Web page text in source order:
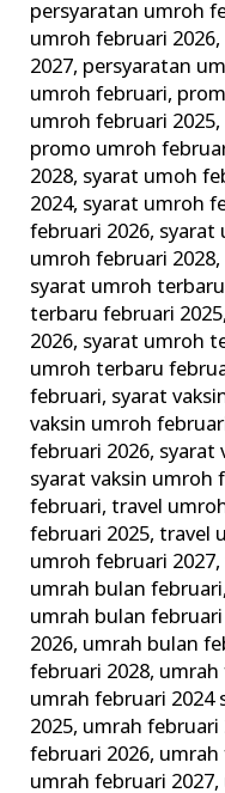
persyaratan umroh
umroh februari 2026,
2027, persyaratan
umroh februari,
umroh februari 2025,
promo umroh
2028, syarat umoh
2024, syarat umroh
februari 2026, syarat
umroh februari 2028,
syarat umroh
terbaru februari 2025,
2026, syarat umroh
umroh terbaru
februari, syarat
vaksin umroh
februari 2026, syarat
syarat vaksin umroh
februari,travel
februari 2025,travel
umroh februari 2027,
umrah bulan februari,
umrah bulan februari
2026, umrah bulan
februari 2028, umrah
umrah februari 2024
2025, umrah februari
februari 2026, umrah
umrah februari 2027,